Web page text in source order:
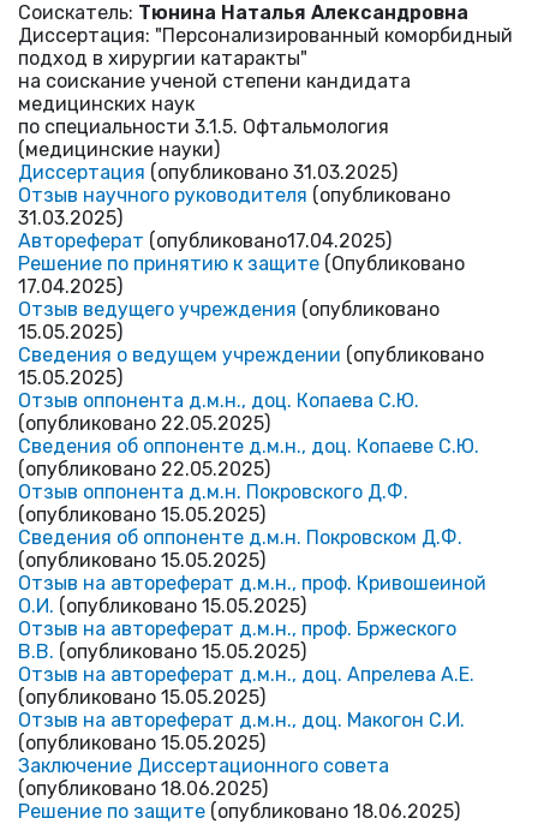
Соискатель: Тюнина Наталья Александровна
Диссертация: "Персонализированный коморбидный
подход в хирургии катаракты"
на соискание ученой степени кандидата
медицинских наук
по специальности 3.1.5. Офтальмология
(медицинские науки)
Диссертация (опубликовано 31.03.2025)
Отзыв научного руководителя (опубликовано
31.03.2025)
Автореферат (опубликовано17.04.2025)
Решение по принятию к защите (Опубликовано
17.04.2025)
Отзыв ведущего учреждения (опубликовано
15.05.2025)
Сведения о ведущем учреждении (опубликовано
15.05.2025)
Отзыв оппонента д.м.н., доц. Копаева С.Ю.
(опубликовано 22.05.2025)
Сведения об оппоненте д.м.н., доц. Копаеве С.Ю.
(опубликовано 22.05.2025)
Отзыв оппонента д.м.н. Покровского Д.Ф.
(опубликовано 15.05.2025)
Сведения об оппоненте д.м.н. Покровском Д.Ф.
(опубликовано 15.05.2025)
Отзыв на автореферат д.м.н., проф. Кривошеиной
О.И. (опубликовано 15.05.2025)
Отзыв на автореферат д.м.н., проф. Бржеского
В.В. (опубликовано 15.05.2025)
Отзыв на автореферат д.м.н., доц. Апрелева А.Е.
(опубликовано 15.05.2025)
Отзыв на автореферат д.м.н., доц. Макогон С.И.
(опубликовано 15.05.2025)
Заключение Диссертационного совета
(опубликовано 18.06.2025)
Решение по защите (опубликовано 18.06.2025)